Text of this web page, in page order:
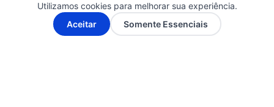
A- A+
Utilizamos cookies para melhorar sua experiência.
Aceitar
Somente Essenciais